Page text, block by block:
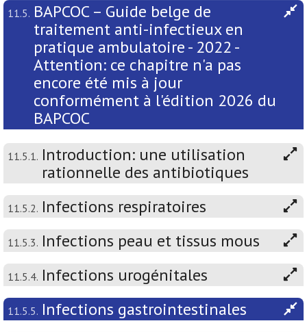
11.5. BAPCOC – Guide belge de
traitement anti-infectieux en
pratique ambulatoire - 2022 -
Attention: ce chapitre n'a pas
encore été mis à jour
conformément à l'édition 2026 du
BAPCOC
11.5.1. Introduction: une utilisation
rationnelle des antibiotiques
11.5.2. Infections respiratoires
11.5.3. Infections peau et tissus mous
11.5.4. Infections urogénitales
11.5.5. Infections gastrointestinales